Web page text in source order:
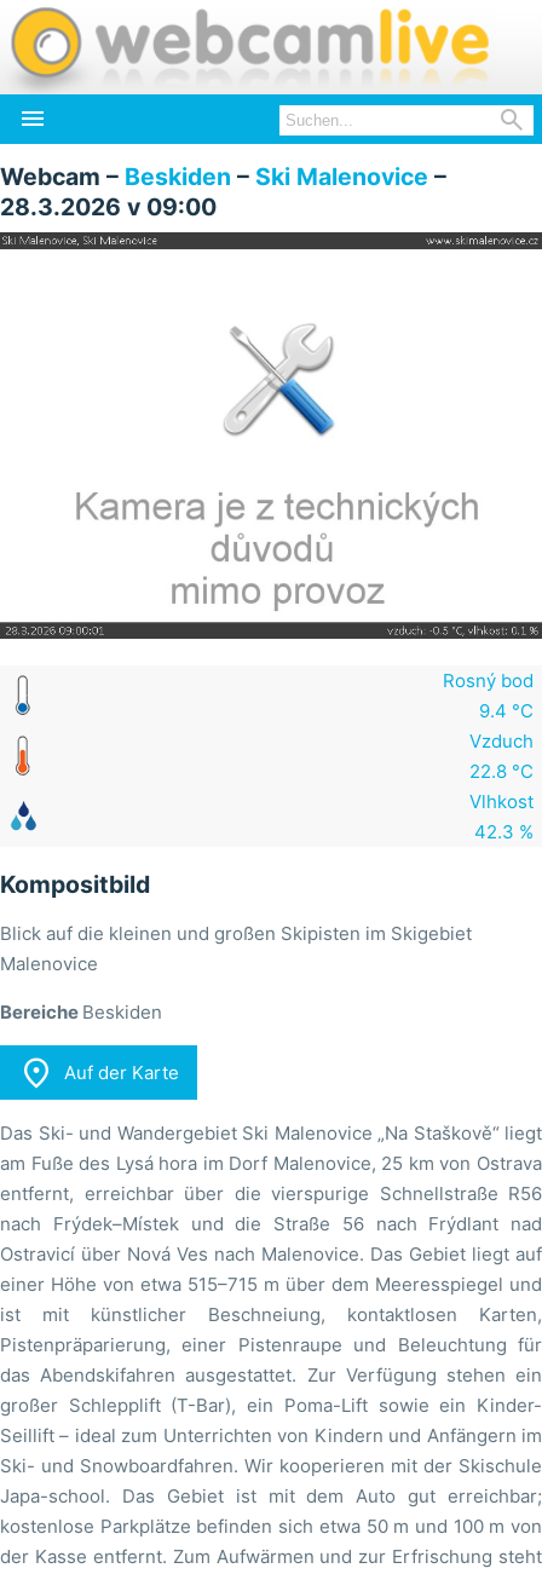
 
Webcam – Beskiden – Ski Malenovice –
28.3.2026 v 09:00
Rosný bod
9.4 °C
Vzduch
22.8 °C
Vlhkost
42.3 %
Kompositbild
Blick auf die kleinen und großen Skipisten im Skigebiet
Malenovice
Bereiche Beskiden
 Auf der Karte
Das Ski- und Wandergebiet Ski Malenovice „Na Staškově“ liegt
am Fuße des Lysá hora im Dorf Malenovice, 25 km von Ostrava
entfernt, erreichbar über die vierspurige Schnellstraße R56
nach Frýdek–Místek und die Straße 56 nach Frýdlant nad
Ostravicí über Nová Ves nach Malenovice. Das Gebiet liegt auf
einer Höhe von etwa 515–715 m über dem Meeresspiegel und
ist mit künstlicher Beschneiung, kontaktlosen Karten,
Pistenpräparierung, einer Pistenraupe und Beleuchtung für
das Abendskifahren ausgestattet. Zur Verfügung stehen ein
großer Schlepplift (T-Bar), ein Poma-Lift sowie ein Kinder-
Seillift – ideal zum Unterrichten von Kindern und Anfängern im
Ski- und Snowboardfahren. Wir kooperieren mit der Skischule
Japa-school. Das Gebiet ist mit dem Auto gut erreichbar;
kostenlose Parkplätze befinden sich etwa 50 m und 100 m von
der Kasse entfernt. Zum Aufwärmen und zur Erfrischung steht